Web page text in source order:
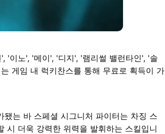
'이노', '메이', '디지', '램리썰 밸런타인', '솔
게임 내 럭키찬스를 통해 무료로 획득이 가
는 바 스페셜 시그니처 파이터는 차징 스
시 더욱 강력한 위력을 발휘하는 스킬입니